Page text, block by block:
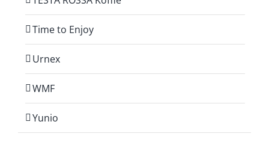
Time to Enjoy
Urnex
WMF
Yunio